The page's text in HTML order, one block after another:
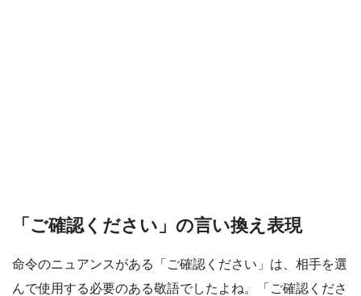
「ご確認ください」の言い換え表現
命令のニュアンスがある「ご確認ください」は、相手を選
んで使用する必要のある敬語でしたよね。「ご確認くださ